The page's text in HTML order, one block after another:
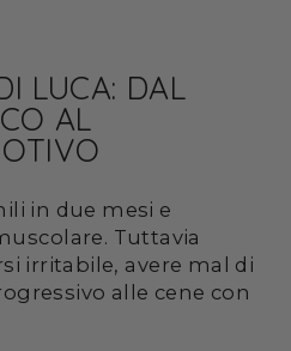
LUCA: DAL
AL
in due mesi e
Tuttavia
irritabile, avere mal di
alle cene con